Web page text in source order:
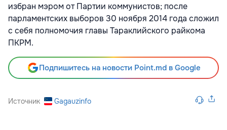
избран мэром от Партии коммунистов; после
парламентских выборов 30 ноября 2014 года сложил
с себя полномочия главы Тараклийского райкома
ПКРМ.
Подпишитесь на новости Point.md в Google
Источник Gagauzinfo